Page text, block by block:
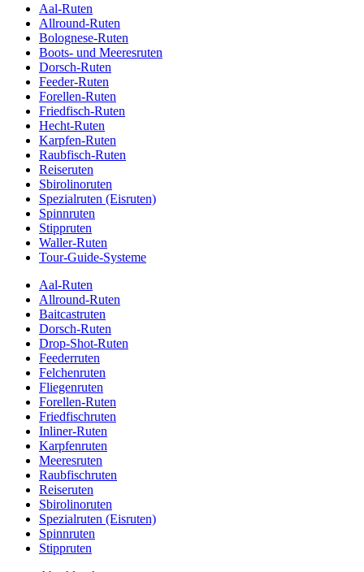
Aal-Ruten
Allround-Ruten
Bolognese-Ruten
Boots- und Meeresruten
Dorsch-Ruten
Feeder-Ruten
Forellen-Ruten
Friedfisch-Ruten
Hecht-Ruten
Karpfen-Ruten
Raubfisch-Ruten
Reiseruten
Sbirolinoruten
Spezialruten (Eisruten)
Spinnruten
Stippruten
Waller-Ruten
Tour-Guide-Systeme
Aal-Ruten
Allround-Ruten
Baitcastruten
Dorsch-Ruten
Drop-Shot-Ruten
Feederruten
Felchenruten
Fliegenruten
Forellen-Ruten
Friedfischruten
Inliner-Ruten
Karpfenruten
Meeresruten
Raubfischruten
Reiseruten
Sbirolinoruten
Spezialruten (Eisruten)
Spinnruten
Stippruten